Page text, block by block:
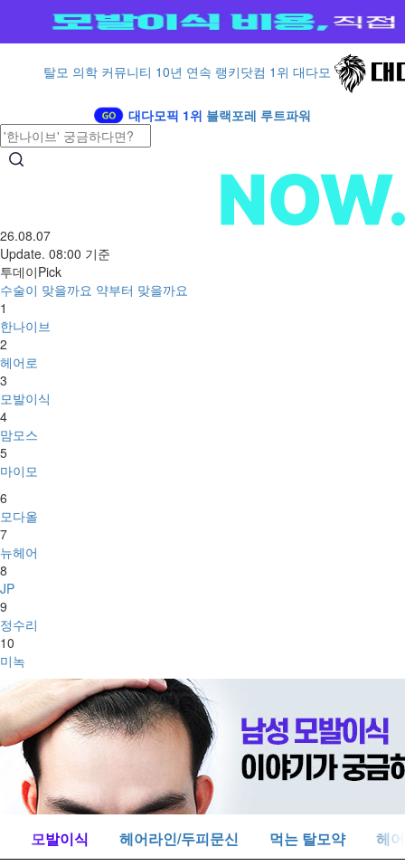
탈모 의학 커뮤니티 10년 연속 랭키닷컴 1위 대다모
대다모픽 1위 블랙포레 루트파워
26.08.07
Update. 08:00 기준
투데이Pick
수술이 맞을까요 약부터 맞을까요
1
한나이브
2
헤어로
3
모발이식
4
맘모스
5
마이모
6
모다올
7
뉴헤어
8
JP
9
정수리
10
미녹
모발이식 헤어라인/두피문신 먹는 탈모약 헤